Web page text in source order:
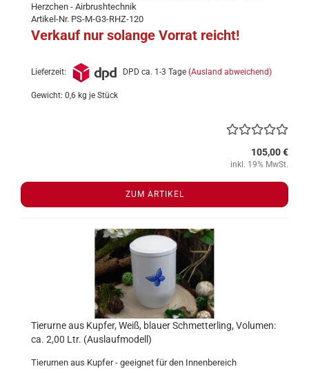
Herzchen - Airbrushtechnik
Artikel-Nr. PS-M-G3-RHZ-120
Verkauf nur solange Vorrat reicht!
Lieferzeit: DPD ca. 1-3 Tage (Ausland abweichend)
Gewicht: 0,6 kg je Stück
105,00 €
inkl. 19% MwSt.
ZUM ARTIKEL
Tierurne aus Kupfer, Weiß, blauer Schmetterling, Volumen:
ca. 2,00 Ltr. (Auslaufmodell)
Tierurnen aus Kupfer - geeignet für den Innenbereich